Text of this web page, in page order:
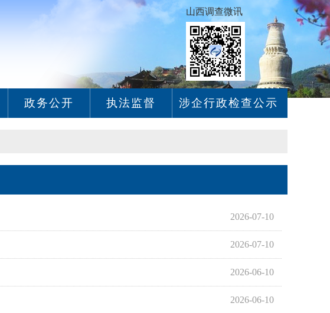
山西调查微讯
政务公开 执法监督 涉企行政检查公示
2026-07-10
2026-07-10
2026-06-10
2026-06-10